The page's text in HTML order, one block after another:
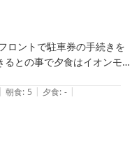
ていただけるよう、日頃
ております。
ついても、ご満足いただ
かりとエネルギーを補給
実に努めてまいります。
しております。
ロントで駐車券の手続きを
との事で夕食はイオンモー
ながらいつもは手にしな
です
は！
| 朝食: 5 | 夕食: - |